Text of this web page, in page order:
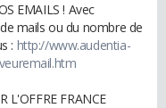
EMAILS ! Avec
mails ou du nombre de
: http://www.audentia-
L'OFFRE FRANCE